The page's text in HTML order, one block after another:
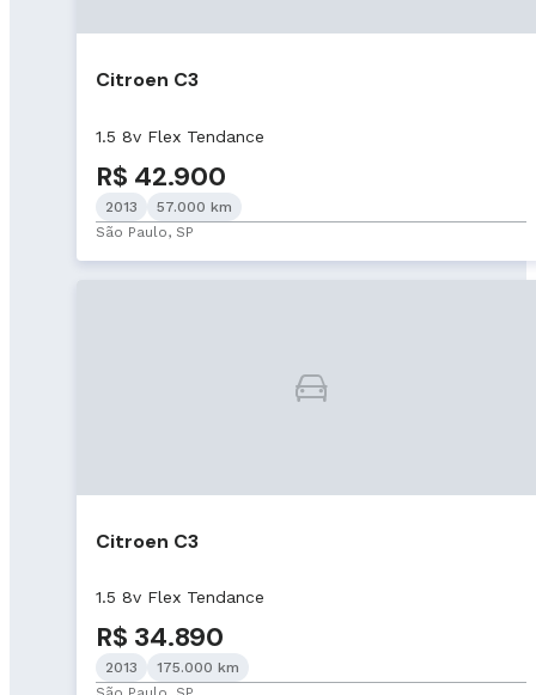
Citroen C3
1.5 8v Flex Tendance
R$ 42.900
2013
57.000 km
São Paulo, SP
Citroen C3
1.5 8v Flex Tendance
R$ 34.890
2013
175.000 km